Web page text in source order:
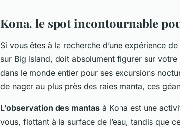
Kona, le spot incontournable
Si vous êtes à la recherche d’une expérience
sur Big Island, doit absolument figurer sur
dans le monde entier pour ses excursions
de nager au plus près des raies manta, ces
L’observation des mantas à Kona est une
vous, flottant à la surface de l’eau, tandis que